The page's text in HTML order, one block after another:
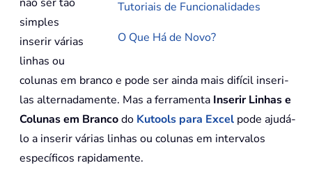
Tutoriais de Funcionalidades
O Que Há de Novo?
simples
inserir várias
linhas ou
colunas em branco e pode ser ainda mais difícil inseri-
las alternadamente. Mas a ferramenta Inserir Linhas e
Colunas em Brancodo Kutools para Excel pode ajudá-
lo a inserir várias linhas ou colunas em intervalos
específicos rapidamente.